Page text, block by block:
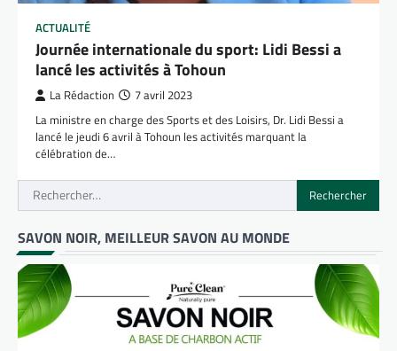
ACTUALITÉ
Journée internationale du sport: Lidi Bessi a
lancé les activités à Tohoun
La Rédaction 7 avril 2023
La ministre en charge des Sports et des Loisirs, Dr. Lidi Bessi a
lancé le jeudi 6 avril à Tohoun les activités marquant la
célébration de…
Rechercher :
SAVON NOIR, MEILLEUR SAVON AU MONDE